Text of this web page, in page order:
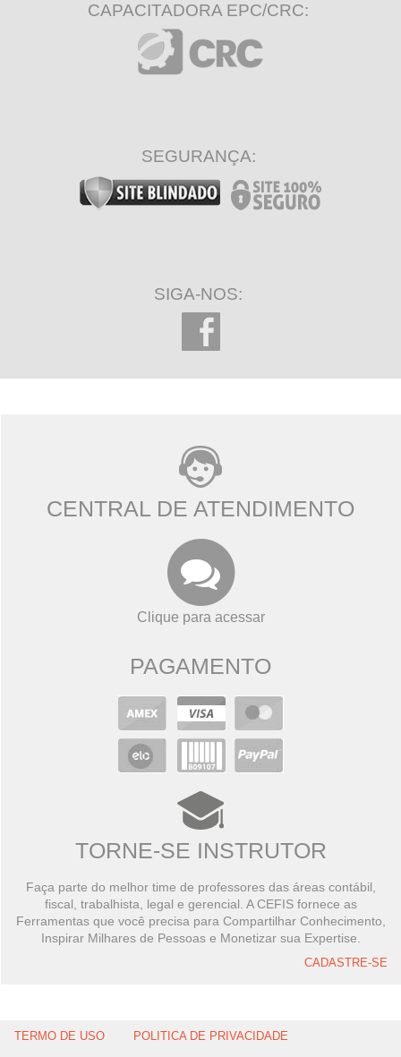
CAPACITADORA EPC/CRC:
SEGURANÇA:
SIGA-NOS:
CENTRAL DE ATENDIMENTO
Clique para acessar
PAGAMENTO
TORNE-SE INSTRUTOR
Faça parte do melhor time de professores das áreas contábil,
fiscal, trabalhista, legal e gerencial. A CEFIS fornece as
Ferramentas que você precisa para Compartilhar Conhecimento,
Inspirar Milhares de Pessoas e Monetizar sua Expertise.
CADASTRE-SE
TERMO DE USO POLITICA DE PRIVACIDADE